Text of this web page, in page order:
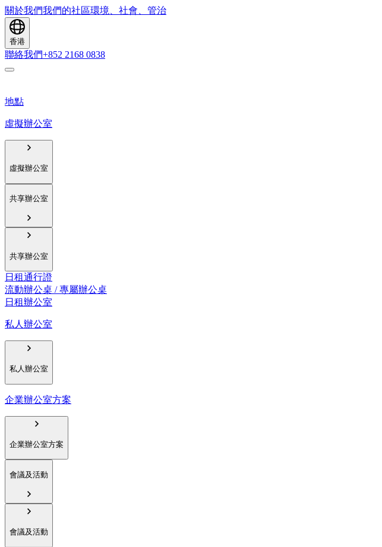
關於我們我們的社區環境、社會、管治
香港
聯絡我們+852 2168 0838
地點
虛擬辦公室
虛擬辦公室
共享辦公室
共享辦公室
日租通行證
流動辦公桌 / 專屬辦公桌
日租辦公室
私人辦公室
私人辦公室
企業辦公室方案
企業辦公室方案
會議及活動
會議及活動